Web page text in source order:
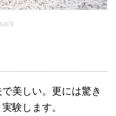
美しい。更には驚き
験します。